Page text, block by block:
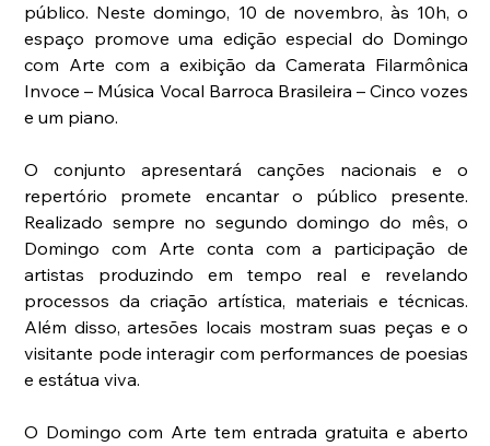
público. Neste domingo, 10 de novembro, às 10h, o
espaço promove uma edição especial do Domingo
com Arte com a exibição da Camerata Filarmônica
Invoce – Música Vocal Barroca Brasileira – Cinco vozes
e um piano.
O conjunto apresentará canções nacionais e o
repertório promete encantar o público presente.
Realizado sempre no segundo domingo do mês, o
Domingo com Arte conta com a participação de
artistas produzindo em tempo real e revelando
processos da criação artística, materiais e técnicas.
Além disso, artesões locais mostram suas peças e o
visitante pode interagir com performances de poesias
e estátua viva.
O Domingo com Arte tem entrada gratuita e aberto